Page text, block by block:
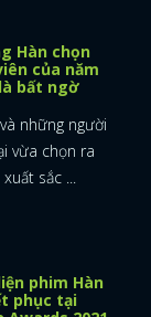
Hàn chọn
của năm
bất ngờ
những người
vừa chọn ra
sắc ...
phim Hàn
phục tại